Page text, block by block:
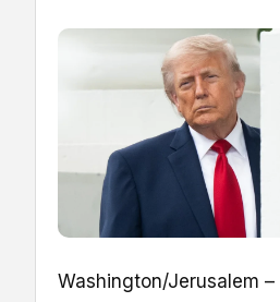
Washington/Jerusalem –